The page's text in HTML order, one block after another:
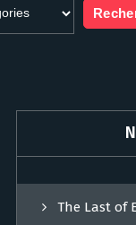
The Last of